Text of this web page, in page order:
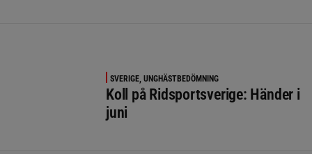
SVERIGE, UNGHÄSTBEDÖMNING
Koll på Ridsportsverige: Händer i
juni